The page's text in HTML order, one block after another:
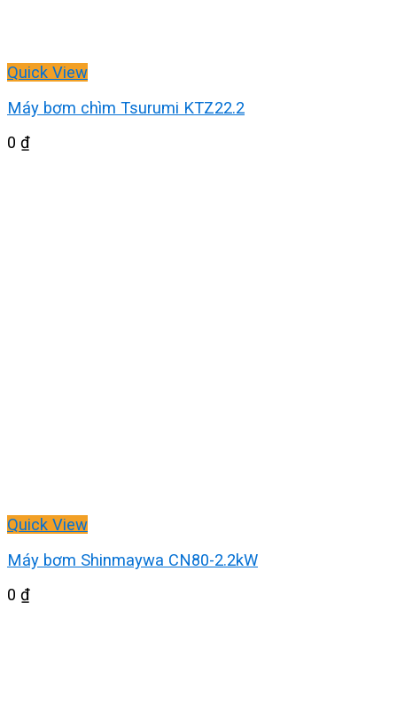
Quick View
Máy bơm chìm Tsurumi KTZ22.2
0 ₫
Quick View
Máy bơm Shinmaywa CN80-2.2kW
0 ₫